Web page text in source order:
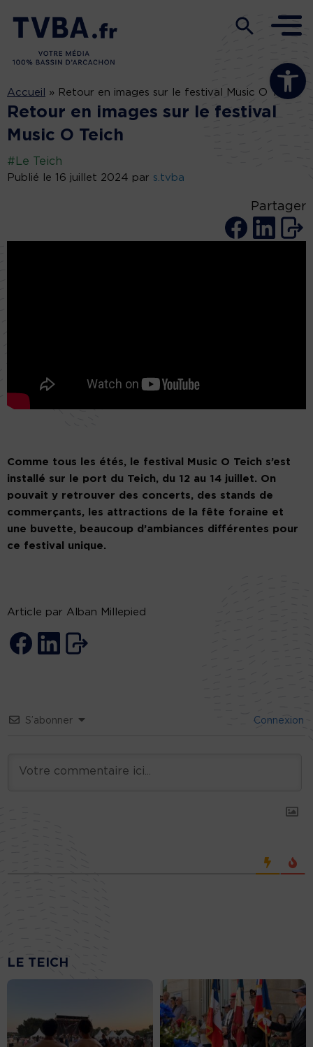
Ouvrir la
Accueil » Retour en images sur le festival Music O Teich
Retour en images sur le festival
Music O Teich
#Le Teich
Publié le 16 juillet 2024 par s.tvba
Partager
Comme tous les étés, le festival Music O Teich s’est
installé sur le port du Teich, du 12 au 14 juillet. On
pouvait y retrouver des concerts, des stands de
commerçants, les attractions de la fête foraine et
une buvette, beaucoup d’ambiances différentes pour
ce festival unique.
Article par Alban Millepied
S’abonner Connexion
LE TEICH